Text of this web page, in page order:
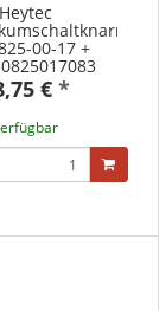
Heytec
00-17 +
€ *